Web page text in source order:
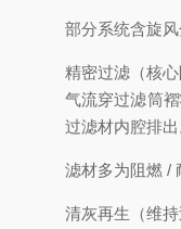
部分系统含旋
精密过滤（核心
气流穿过滤筒
过滤材内腔排出
滤材多为阻燃 /
清灰再生（维持